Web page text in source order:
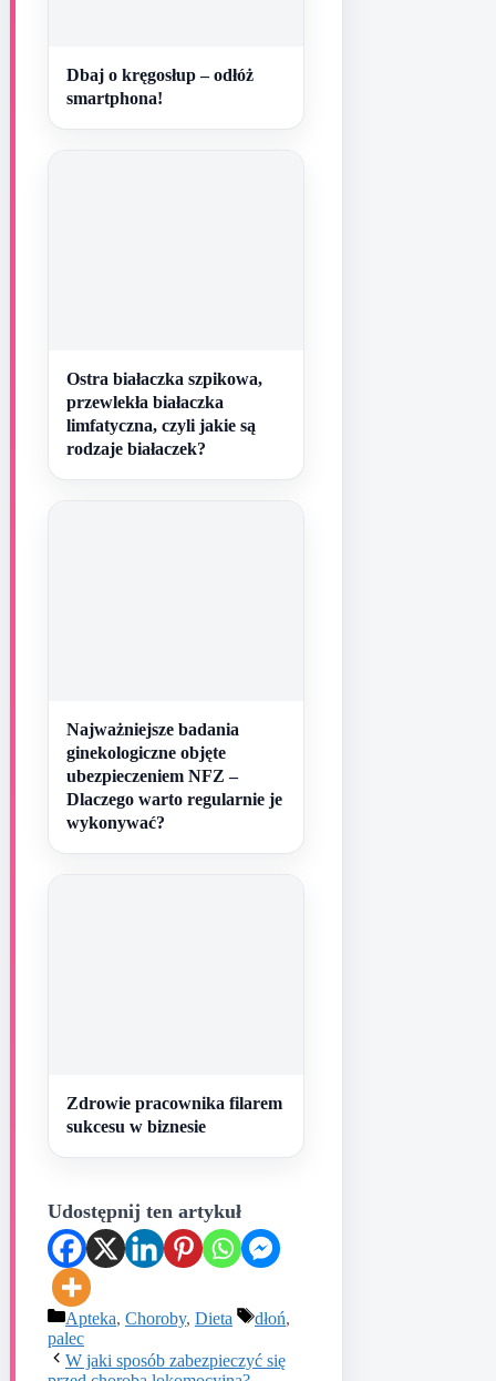
Dbaj o kręgosłup – odłóż
smartphona!
Ostra białaczka szpikowa,
przewlekła białaczka
limfatyczna, czyli jakie są
rodzaje białaczek?
Najważniejsze badania
ginekologiczne objęte
ubezpieczeniem NFZ –
Dlaczego warto regularnie je
wykonywać?
Zdrowie pracownika filarem
sukcesu w biznesie
Udostępnij ten artykuł
Kategorie
Apteka, Choroby, Dieta Tagi
dłoń,
palec
W jaki sposób zabezpieczyć się